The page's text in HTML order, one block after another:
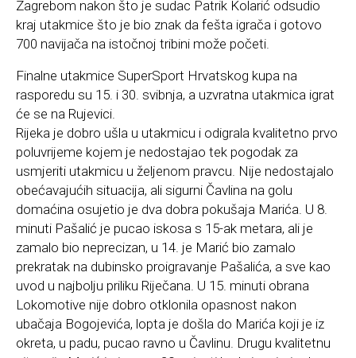
Zagrebom nakon što je sudac Patrik Kolarić odsudio
kraj utakmice što je bio znak da fešta igrača i gotovo
700 navijača na istočnoj tribini može početi.
Finalne utakmice SuperSport Hrvatskog kupa na
rasporedu su 15. i 30. svibnja, a uzvratna utakmica igrat
će se na Rujevici.
Rijeka je dobro ušla u utakmicu i odigrala kvalitetno prvo
poluvrijeme kojem je nedostajao tek pogodak za
usmjeriti utakmicu u željenom pravcu. Nije nedostajalo
obećavajućih situacija, ali sigurni Čavlina na golu
domaćina osujetio je dva dobra pokušaja Marića. U 8.
minuti Pašalić je pucao iskosa s 15-ak metara, ali je
zamalo bio neprecizan, u 14. je Marić bio zamalo
prekratak na dubinsko proigravanje Pašalića, a sve kao
uvod u najbolju priliku Riječana. U 15. minuti obrana
Lokomotive nije dobro otklonila opasnost nakon
ubačaja Bogojevića, lopta je došla do Marića koji je iz
okreta, u padu, pucao ravno u Čavlinu. Drugu kvalitetnu